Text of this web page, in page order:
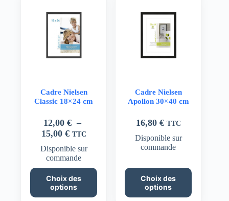
Cadre Nielsen
Classic 18×24 cm
12,00€ –
15,00 €Plage
de
prix :
12,00 €
à
15,00 €
TTC
Disponible sur
commande
Choix des
options
Ce
produit
Cadre Nielsen
Apollon 30×40 cm
16,80 € TTC
Disponible sur
commande
Choix des
options
Ce
produit